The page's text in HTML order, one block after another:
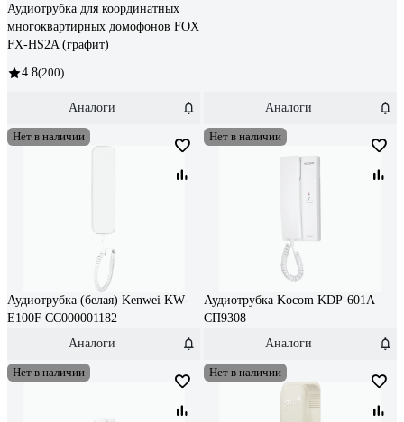
Аудиотрубка для координатных
многоквартирных домофонов FOX
FX-HS2A (графит)
4.8(200)
Аналоги Аналоги
Нет в наличии
Аудиотрубка (белая) Kenwei KW-
E100F CC000001182
Аналоги
Нет в наличии
Аудиотрубка Kocom KDP-601A
СП9308
Аналоги
Нет в наличии Нет в наличии